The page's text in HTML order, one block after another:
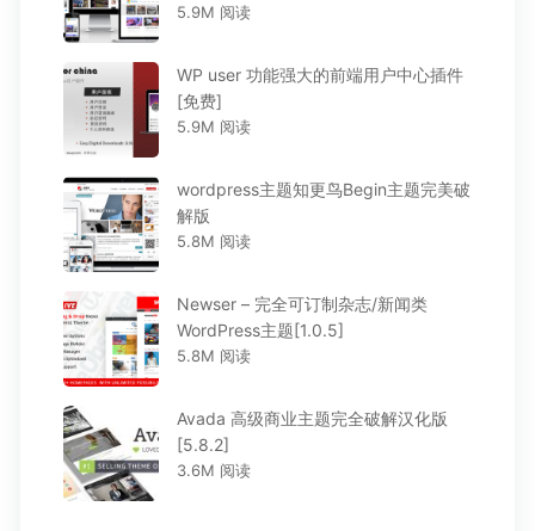
5.9M 阅读
WP user 功能强大的前端用户中心插件
[免费]
5.9M 阅读
wordpress主题知更鸟Begin主题完美破
解版
5.8M 阅读
Newser – 完全可订制杂志/新闻类
WordPress主题[1.0.5]
5.8M 阅读
Avada 高级商业主题完全破解汉化版
[5.8.2]
3.6M 阅读